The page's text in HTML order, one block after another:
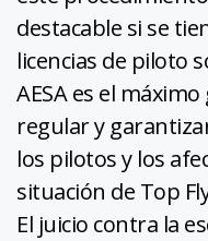
destacable si se
licencias de piloto
AESA es el
regular y
los pilotos y los
situación de Top
El juicio contra la